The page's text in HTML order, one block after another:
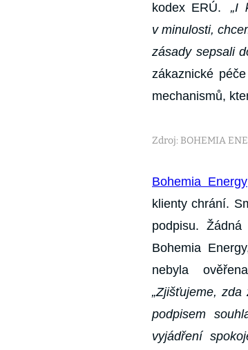
kodex ERÚ.
„I
v minulosti,
zásady sepsali
zákaznické
mechanismů,
Zdroj: BOHEMIA
Bohemia Energy
klienty chrání.
podpisu.
Bohemia
nebyla
„Zjišťujeme,
podpisem
vyjádření